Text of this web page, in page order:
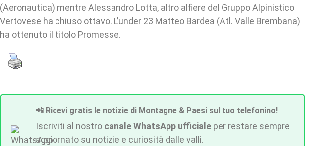
(Aeronautica) mentre Alessandro Lotta, altro alfiere del Gruppo Alpinistico
Vertovese ha chiuso ottavo. L’under 23 Matteo Bardea (Atl. Valle Brembana)
ha ottenuto il titolo Promesse.
📲 Ricevi gratis le notizie di Montagne & Paesi sul tuo telefonino!
Iscriviti al nostro canale WhatsApp ufficiale per restare sempre
aggiornato su notizie e curiosità dalle valli.